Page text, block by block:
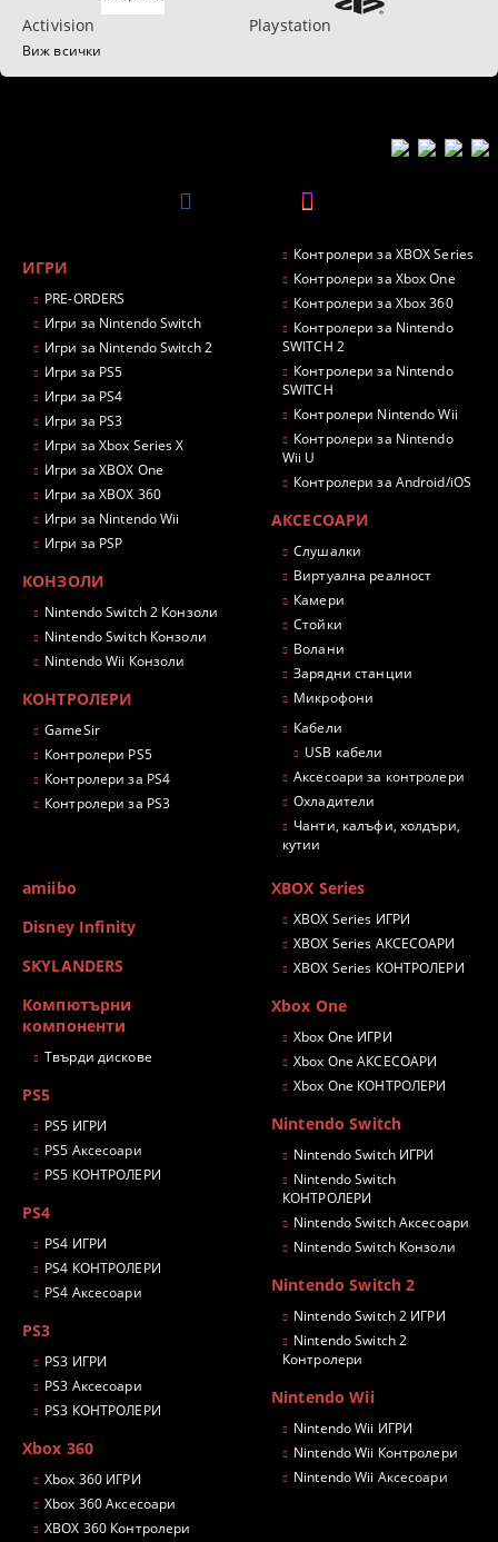
Activision Playstation
Виж всички
ИГРИ
PRE-ORDERS
Игри за Nintendo Switch
Игри за Nintendo Switch 2
Игри за PS5
Игри за PS4
Игри за PS3
Игри за Xbox Series X
Игри за XBOX One
Игри за XBOX 360
Игри за Nintendo Wii
Игри за PSP
КОНЗОЛИ
Nintendo Switch 2 Конзоли
Nintendo Switch Конзоли
Nintendo Wii Конзоли
КОНТРОЛЕРИ
GameSir
Контролери PS5
Контролери за PS4
Контролери за PS3
Контролери за XBOX Series
Контролери за Xbox One
Контролери за Xbox 360
Контролери за Nintendo
SWITCH 2
Контролери за Nintendo
SWITCH
Контролери Nintendo Wii
Контролери за Nintendo
Wii U
Контролери за Android/iOS
АКСЕСОАРИ
Слушалки
Виртуална реалност
Камери
Стойки
Волани
Зарядни станции
Микрофони
Кабели
USB кабели
Аксесоари за контролери
Охладители
Чанти, калъфи, холдъри,
кутии
amiibo
Disney Infinity
SKYLANDERS
Компютърни
компоненти
Твърди дискове
PS5
PS5 ИГРИ
PS5 Аксесоари
PS5 КОНТРОЛЕРИ
PS4
PS4 ИГРИ
PS4 КОНТРОЛЕРИ
PS4 Аксесоари
PS3
PS3 ИГРИ
PS3 Аксесоари
PS3 КОНТРОЛЕРИ
Xbox 360
Xbox 360 ИГРИ
Xbox 360 Аксесоари
XBOX 360 Контролери
XBOX Series
XBOX Series ИГРИ
XBOX Series АКСЕСОАРИ
XBOX Series КОНТРОЛЕРИ
Xbox One
Xbox One ИГРИ
Xbox One АКСЕСОАРИ
Xbox One КОНТРОЛЕРИ
Nintendo Switch
Nintendo Switch ИГРИ
Nintendo Switch
КОНТРОЛЕРИ
Nintendo Switch Аксесоари
Nintendo Switch Конзоли
Nintendo Switch 2
Nintendo Switch 2 ИГРИ
Nintendo Switch 2
Контролери
Nintendo Wii
Nintendo Wii ИГРИ
Nintendo Wii Контролери
Nintendo Wii Аксесоари